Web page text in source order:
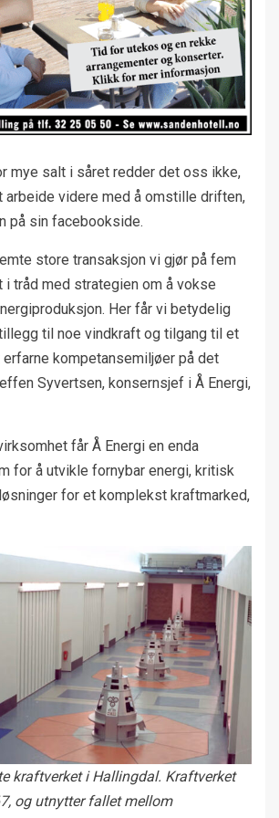
mye salt i såret redder det oss ikke,
arbeide videre med å omstille driften,
på sin facebookside.
store transaksjon vi gjør på fem
i tråd med strategien om å vokse
Her får vi betydelig
til noe vindkraft og tilgang til et
kompetansemiljøer på det
Syvertsen, konsernsjef i Å Energi,
får Å Energi en enda
for å utvikle fornybar energi, kritisk
for et komplekst kraftmarked,
kraftverket i Hallingdal. Kraftverket
og utnytter fallet mellom